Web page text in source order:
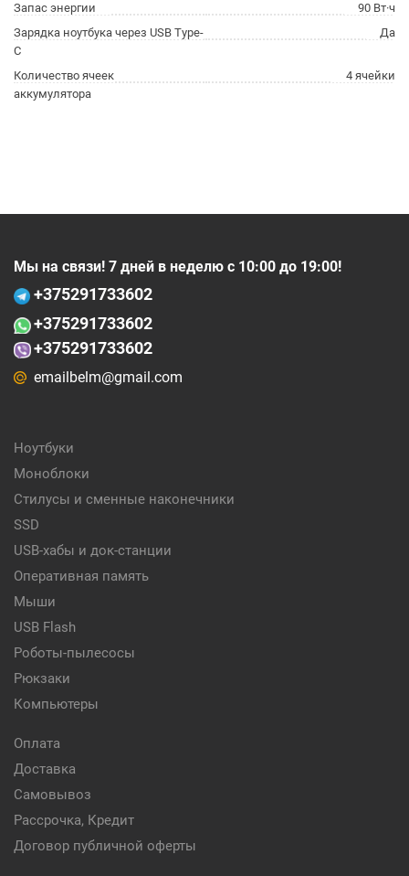
Запас энергии
90 Вт·ч
Зарядка ноутбука через USB Type-
C
Да
Количество ячеек
аккумулятора
4 ячейки
Мы на связи! 7 дней в неделю с 10:00 до 19:00!
+375291733602
+375291733602
+375291733602
emailbelm@gmail.com
Ноутбуки
Моноблоки
Стилусы и сменные наконечники
SSD
USB-хабы и док-станции
Оперативная память
Мыши
USB Flash
Роботы-пылесосы
Рюкзаки
Компьютеры
Оплата
Доставка
Самовывоз
Рассрочка, Кредит
Договор публичной оферты